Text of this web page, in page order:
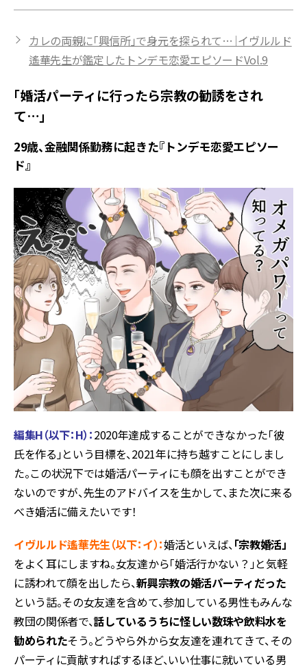
カレの両親に「興信所」で身元を探られて…｜イヴルルド
遙華先生が鑑定したトンデモ恋愛エピソードVol.9
「婚活パーティに行ったら宗教の勧誘をされ
て…」
29歳、金融関係勤務に起きた『トンデモ恋愛エピソー
ド』
編集H（以下：H） ：2020年達成することができなかった「彼
氏を作る」という目標を、2021年に持ち越すことにしまし
た。この状況下では婚活パーティにも顔を出すことができ
ないのですが、先生のアドバイスを生かして、また次に来る
べき婚活に備えたいです！
イヴルルド遙華先生（以下：イ）：婚活といえば、「宗教婚活」
をよく耳にしますね。女友達から「婚活行かない？」と気軽
に誘われて顔を出したら、新興宗教の婚活パーティだった
という話。その女友達を含めて、参加している男性もみんな
教団の関係者で、話しているうちに怪しい数珠や飲料水を
勧められたそう。どうやら外から女友達を連れてきて、その
パーティに貢献すればするほど、いい仕事に就いている男